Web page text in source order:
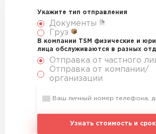
Укажите тип отправления
Документы
Груз
В компании TSM физические и
лица обслуживаются в разных
Отправка от частного
Отправка от компании/
организации
Узнать стоимость и срок